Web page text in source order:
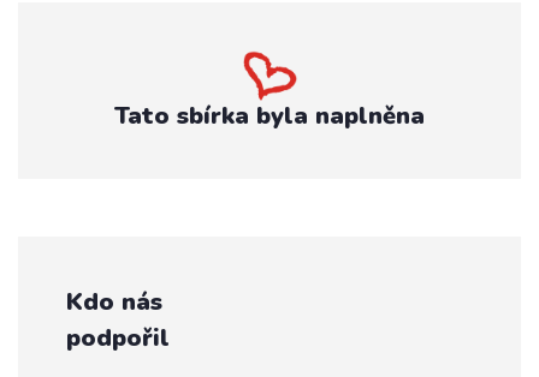
Tato sbírka byla naplněna
Kdo nás
podpořil